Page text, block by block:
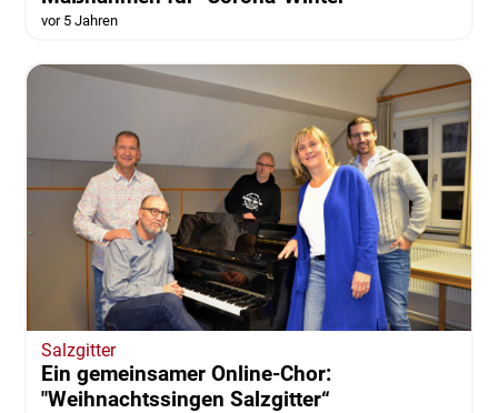
vor 5 Jahren
Salzgitter
Ein gemeinsamer Online-Chor:
"Weihnachtssingen Salzgitter“